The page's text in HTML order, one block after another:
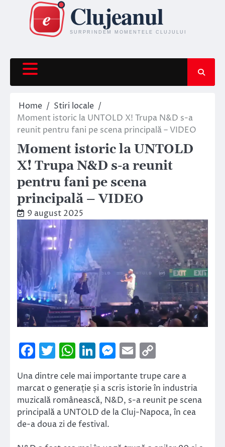
content
Home
Stiri locale
Moment istoric la UNTOLD X! Trupa N&D s-a
reunit pentru fani pe scena principală – VIDEO
Moment istoric la UNTOLD
X! Trupa N&D s-a reunit
pentru fani pe scena
principală – VIDEO
9 august 2025
Facebook
Twitter
WhatsApp
LinkedIn
Messenger
Email
Una dintre cele mai importante trupe care a
marcat o generație și a scris istorie în industria
muzicală românească, N&D, s-a reunit pe scena
principală a UNTOLD de la Cluj-Napoca, în cea
de-a doua zi de festival.